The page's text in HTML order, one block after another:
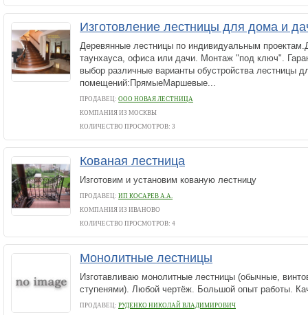
Изготовление лестницы для дома и
Деревянные лестницы по индивидуальным
таунхауса, офиса или дачи. Монтаж "под ключ".
выбор различные варианты обустройства лестницы
помещений:ПрямыеМаршевые...
ПРОДАВЕЦ: ООО НОВАЯ ЛЕСТНИЦА
КОМПАНИЯ ИЗ МОСКВЫ
КОЛИЧЕСТВО ПРОСМОТРОВ: 3
Кованая лестница
Изготовим и установим кованую лестницу
ПРОДАВЕЦ: ИП КОСАРЕВ А.А.
КОМПАНИЯ ИЗ ИВАНОВО
КОЛИЧЕСТВО ПРОСМОТРОВ: 4
Монолитные лестницы
Изготавливаю монолитные лестницы (обычные,
ступенями). Любой чертёж. Большой опыт работы.
ПРОДАВЕЦ: РУДЕНКО НИКОЛАЙ ВЛАДИМИРОВИЧ